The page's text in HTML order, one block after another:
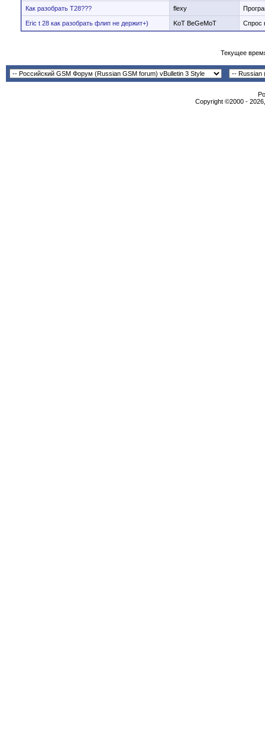
Как разобрать Т28??? flexy
Eric t 28 как разобрать флип не держит+) KoT BeGeMoT Спрос
Текущее
Copyright ©2000 -